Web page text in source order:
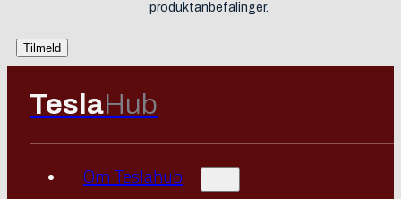
produktanbefalinger.
TeslaHub
Om Teslahub